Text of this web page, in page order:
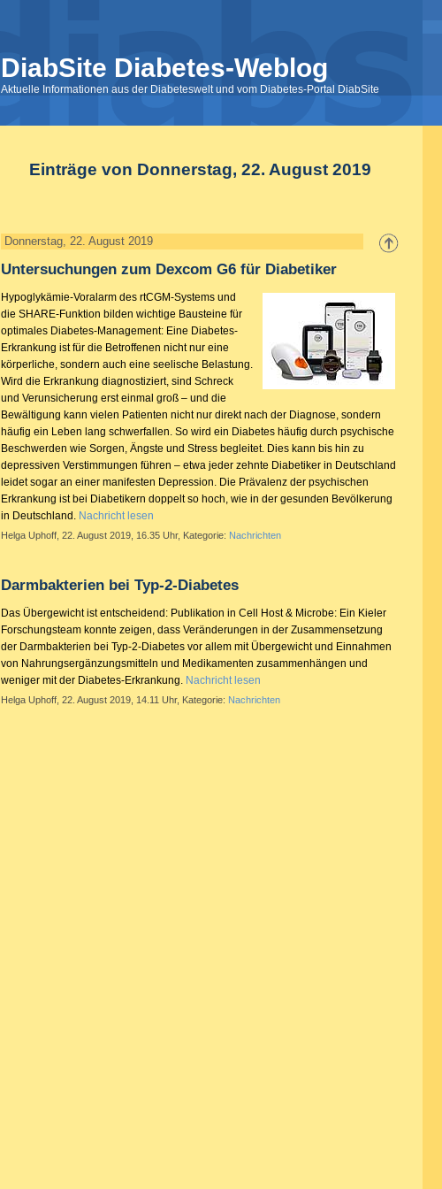
DiabSite Diabetes-Weblog
Aktuelle Informationen aus der Diabeteswelt und vom Diabetes-Portal DiabSite
Einträge von Donnerstag, 22. August 2019
Donnerstag, 22. August 2019
Untersuchungen zum Dexcom G6 für Diabetiker
Hypoglykämie-Voralarm des rtCGM-Systems und
die SHARE-Funktion bilden wichtige Bausteine für
optimales Diabetes-Management: Eine Diabetes-
Erkrankung ist für die Betroffenen nicht nur eine
körperliche, sondern auch eine seelische Belastung.
Wird die Erkrankung diagnostiziert, sind Schreck
und Verunsicherung erst einmal groß – und die
Bewältigung kann vielen Patienten nicht nur direkt nach der Diagnose, sondern
häufig ein Leben lang schwerfallen. So wird ein Diabetes häufig durch psychische
Beschwerden wie Sorgen, Ängste und Stress begleitet. Dies kann bis hin zu
depressiven Verstimmungen führen – etwa jeder zehnte Diabetiker in Deutschland
leidet sogar an einer manifesten Depression. Die Prävalenz der psychischen
Erkrankung ist bei Diabetikern doppelt so hoch, wie in der gesunden Bevölkerung
in Deutschland. Nachricht lesen
Helga Uphoff, 22. August 2019, 16.35 Uhr, Kategorie: Nachrichten
Darmbakterien bei Typ-2-Diabetes
Das Übergewicht ist entscheidend: Publikation in Cell Host & Microbe: Ein Kieler
Forschungsteam konnte zeigen, dass Veränderungen in der Zusammensetzung
der Darmbakterien bei Typ-2-Diabetes vor allem mit Übergewicht und Einnahmen
von Nahrungsergänzungsmitteln und Medikamenten zusammenhängen und
weniger mit der Diabetes-Erkrankung. Nachricht lesen
Helga Uphoff, 22. August 2019, 14.11 Uhr, Kategorie: Nachrichten